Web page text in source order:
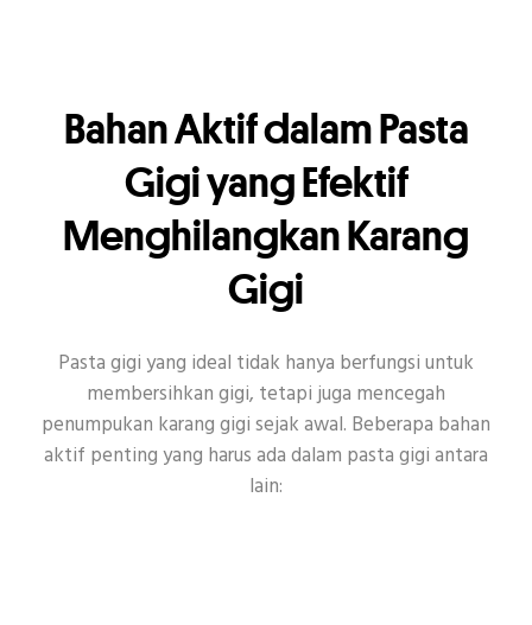
Bahan Aktif dalam Pasta
Gigi yang Efektif
Menghilangkan Karang
Gigi
Pasta gigi yang ideal tidak hanya berfungsi untuk
membersihkan gigi, tetapi juga mencegah
penumpukan karang gigi sejak awal. Beberapa bahan
aktif penting yang harus ada dalam pasta gigi antara
lain: